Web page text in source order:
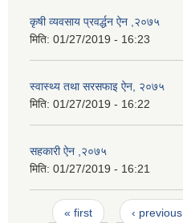
कृषी व्यवसाय प्रवर्द्धन ऐन ,२०७५
मिति: 01/27/2019 - 16:23
स्वास्थ्य तथा सरसफाइ ऐन, २०७५
मिति: 01/27/2019 - 16:22
सहकारी ऐन ,२०७५
मिति: 01/27/2019 - 16:21
Pages
« first ‹ previous